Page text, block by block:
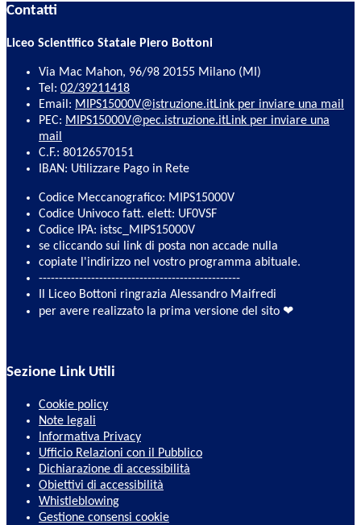
Contatti
Liceo Scientifico Statale Piero Bottoni
Via Mac Mahon, 96/98 20155 Milano (MI)
Tel: 02/39211418
Email: MIPS15000V@istruzione.itLink per inviare una mail
PEC: MIPS15000V@pec.istruzione.itLink per inviare una
mail
C.F.: 80126570151
IBAN: Utilizzare Pago in Rete
Codice Meccanografico: MIPS15000V
Codice Univoco fatt. elett: UF0VSF
Codice IPA: istsc_MIPS15000V
se cliccando sui link di posta non accade nulla
copiate l'indirizzo nel vostro programma abituale.
--------------------------------------------------
Il Liceo Bottoni ringrazia Alessandro Maifredi
per avere realizzato la prima versione del sito ❤
Sezione Link Utili
Cookie policy
Note legali
Informativa Privacy
Ufficio Relazioni con il Pubblico
Dichiarazione di accessibilità
Obiettivi di accessibilità
Whistleblowing
Gestione consensi cookie